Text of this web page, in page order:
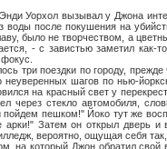
вызывал у Джона интерес
воды после покушения на
было не творчеством, а
- с завистью заметил
поездки по городу, прежде
неуверенных шагов по нью-
на красный свет у
через стекло автомобиля,
пешком!" Йоко тут же
арки!" Затем он открыл дверь
вероятно, ощущая себя
Джон обратил свой